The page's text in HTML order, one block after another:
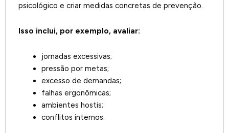
psicológico e criar medidas concretas de prevenção.
Isso inclui, por exemplo, avaliar:
jornadas excessivas;
pressão por metas;
excesso de demandas;
falhas ergonômicas;
ambientes hostis;
conflitos internos.